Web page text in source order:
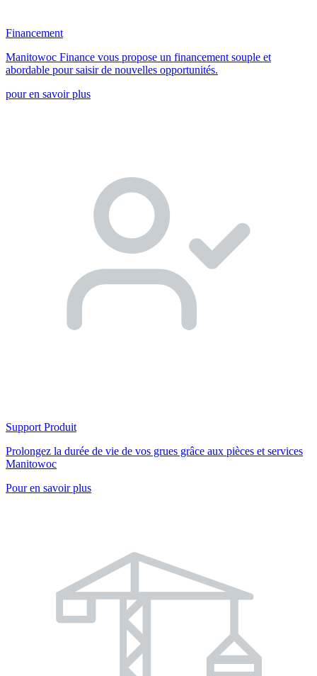
Financement
Manitowoc Finance vous propose un financement souple et
abordable pour saisir de nouvelles opportunités.
pour en savoir plus
Support Produit
Prolongez la durée de vie de vos grues grâce aux pièces et services
Manitowoc
Pour en savoir plus